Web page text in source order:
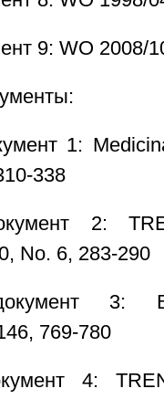
9: WO 2008/
1:
338
2:
No. 6, 283-290
3:
769-780
4: